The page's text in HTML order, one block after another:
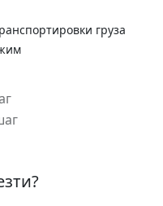
груза
На следующий шаг